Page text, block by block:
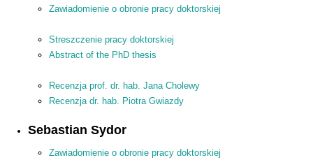
Zawiadomienie o obronie pracy doktorskiej
Streszczenie pracy doktorskiej
Abstract of the PhD thesis
Recenzja prof. dr. hab. Jana Cholewy
Recenzja dr. hab. Piotra Gwiazdy
Sebastian Sydor
Zawiadomienie o obronie pracy doktorskiej